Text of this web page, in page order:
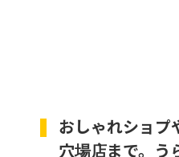
おしゃれショプ
穴場店まで。う